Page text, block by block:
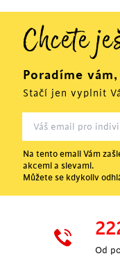
Chcete
Poradíme
Stačí jen vyplnit
Na tento email Vám
akcemi a slevami.
Můžete se kdykoliv
Od